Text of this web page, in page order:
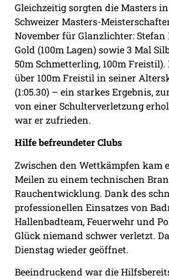
Gleichzeitig sorgten die Masters
Schweizer Masters-
November für Glanzlichter:
Gold (100m Lagen) sowie 3 Mal
50m Schmetterling, 100m Freistil).
über 100m Freistil in seiner
(1:05.30) – ein starkes Ergebnis,
von einer Schulterverletzung
war er zufrieden.
Hilfe befreundeter Clubs
Zwischen den Wettkämpfen kam
Meilen zu einem technischen
Rauchentwicklung. Dank des
professionellen Einsatzes von
Hallenbadteam, Feuerwehr und
Glück niemand schwer verletzt.
Dienstag wieder geöffnet.
Beeindruckend war die